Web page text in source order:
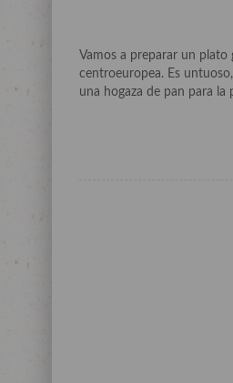
Vamos a preparar un plato
centroeuropea. Es
una hogaza de pan para